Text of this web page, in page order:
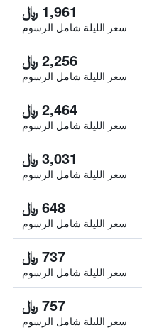
1,961 ﷼
سعر الليلة شامل الرسوم
2,256 ﷼
سعر الليلة شامل الرسوم
2,464 ﷼
سعر الليلة شامل الرسوم
3,031 ﷼
سعر الليلة شامل الرسوم
648 ﷼
سعر الليلة شامل الرسوم
737 ﷼
سعر الليلة شامل الرسوم
757 ﷼
سعر الليلة شامل الرسوم